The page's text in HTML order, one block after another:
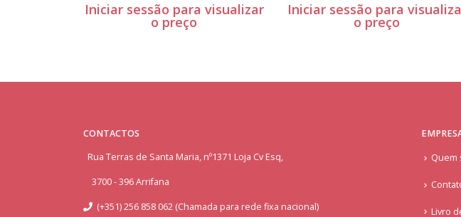
Iniciar sessão para visualizar
o preço
Iniciar sessão para
o preço
CONTACTOS
Rua Terras de Santa Maria, nº1371 Loja Cv Esq,
3700 - 396 Arrifana
(+351) 256 858 062 (Chamada para rede fixa nacional)
Quem
Livro